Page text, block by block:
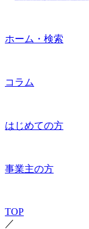
ホーム・検索
コラム
はじめての方
事業主の方
TOP
／